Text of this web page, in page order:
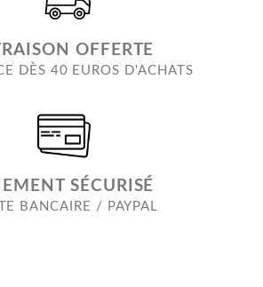
OFFERTE
DÈS 40 EUROS D'ACHATS
SÉCURISÉ
BANCAIRE / PAYPAL